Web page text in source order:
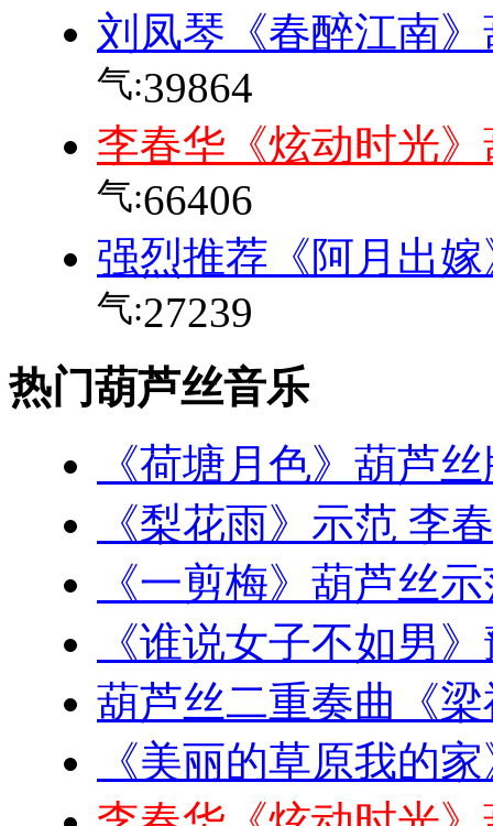
刘凤琴《春醉江南
气:39864
李春华《炫动时光
气:66406
强烈推荐《阿月出
气:27239
热门葫芦丝音乐
《荷塘月色》葫芦
《梨花雨》示范 李
《一剪梅》葫芦丝
《谁说女子不如男
葫芦丝二重奏曲《
《美丽的草原我的